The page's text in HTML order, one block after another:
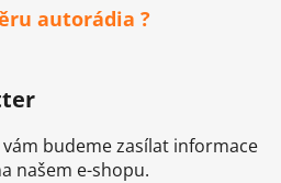
autorádia ?
budeme zasílat informace
našem e-shopu.